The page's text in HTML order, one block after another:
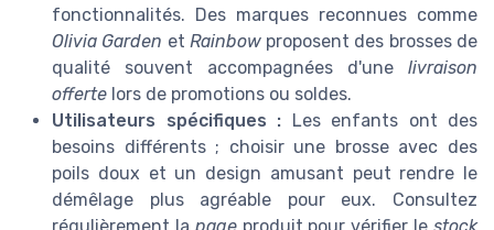
fonctionnalités. Des marques reconnues comme
Olivia Garden et Rainbowproposent des brosses de
qualité souvent accompagnées d'une livraison
offerte lors de promotions ou soldes.
Utilisateurs spécifiques : Les enfants ont des
besoins différents ; choisir une brosse avec des
poils doux et un design amusant peut rendre le
démêlage plus agréable pour eux. Consultez
régulièrement la pageproduit pour vérifier lestock